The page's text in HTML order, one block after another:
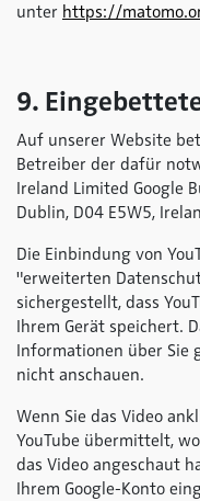
unter https://
9.
Auf unserer Website
Betreiber der dafür
Ireland Limited Google
Dublin, D04 E5W5,
Die Einbindung von
"erweiterten
sichergestellt, dass
Ihrem Gerät speichert.
Informationen über Sie
nicht anschauen.
Wenn Sie das Video
YouTube übermittelt,
das Video angeschaut
Ihrem Google-Konto